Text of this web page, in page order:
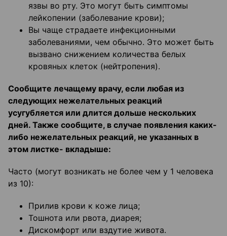
язвы во рту. Это могут быть симптомы
лейкопении (заболевание крови);
Вы чаще страдаете инфекционными
заболеваниями, чем обычно. Это может быть
вызвано снижением количества белых
кровяных клеток (нейтропения).
Сообщите лечащему врачу, если любая из
следующих нежелательных реакций
усугубляется или длится дольше нескольких
дней. Также сообщите, в случае появления каких-
либо нежелательных реакций, не указанных в
этом листке- вкладыше:
Часто (могут возникать не более чем у 1 человека
из 10):
Прилив крови к коже лица;
Тошнота или рвота, диарея;
Дискомфорт или вздутие живота.